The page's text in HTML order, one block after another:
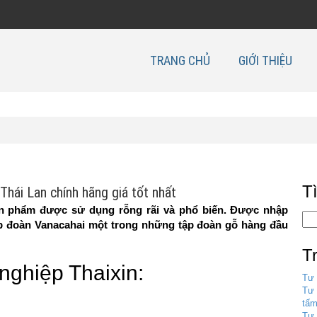
TRANG CHỦ GIỚI THIỆU
Lan chính hãng giá tốt nhất
phẩm được sử dụng rỗng rãi và phổ biến. Được nhập
đoàn Vanacahai một trong những tập đoàn gỗ hàng đầu
Thaixin:
Tư
Tư